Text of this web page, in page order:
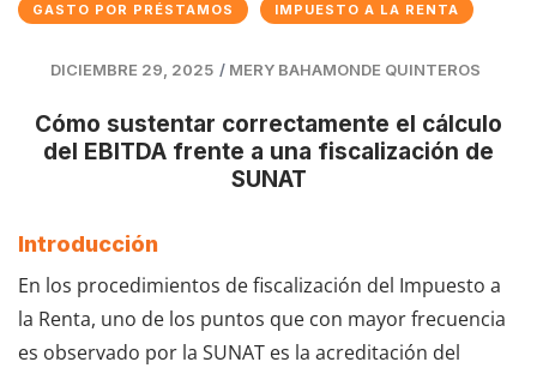
GASTO POR PRÉSTAMOS IMPUESTO A LA RENTA
DICIEMBRE 29, 2025 / MERY BAHAMONDE QUINTEROS
Cómo sustentar correctamente el cálculo
del EBITDA frente a una fiscalización de
SUNAT
Introducción
En los procedimientos de fiscalización del Impuesto a
la Renta, uno de los puntos que con mayor frecuencia
es observado por la SUNAT es la acreditación del